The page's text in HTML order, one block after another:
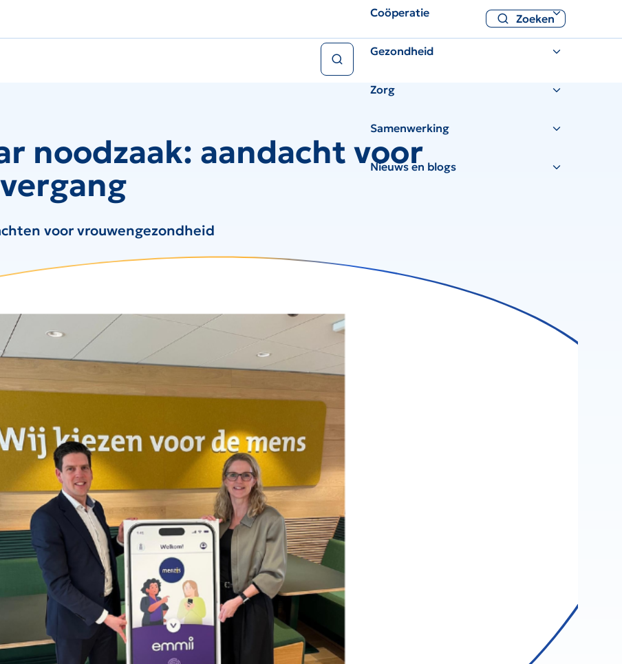
Zoeken
Coöperatie
Gezondheid
Zorg
Samenwerking
Nieuws en blogs
noodzaak: aandacht voor
voor vrouwengezondheid